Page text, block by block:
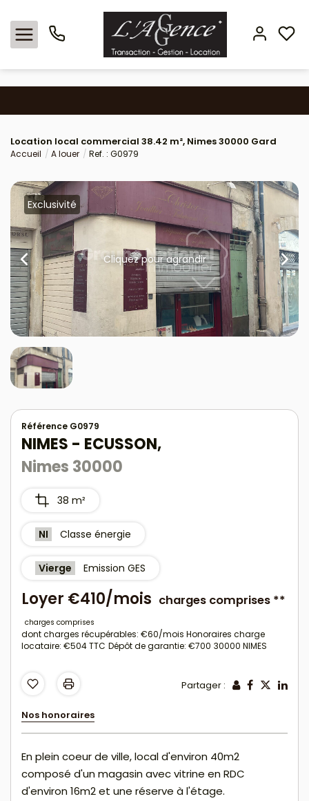
Nos offres
Locations
L'agence
Estimation
Avis clients
Location local commercial 38.42 m², Nimes 30000 Gard
Accueil A louer Ref. : G0979
Exclusivité
Cliquez pour agrandir
Référence G0979
NIMES - ECUSSON,
Nimes 30000
38 m²
NI Classe énergie
Vierge Emission GES
Loyer €410/mois charges comprises **
charges comprises
dont charges récupérables: €60/mois Honoraires charge
locataire: €504 TTC Dépôt de garantie: €700 30000 NIMES
Partager :
Nos honoraires
En plein coeur de ville, local d'environ 40m2
composé d'un magasin avec vitrine en RDC
d'environ 16m2 et une réserve à l'étage.